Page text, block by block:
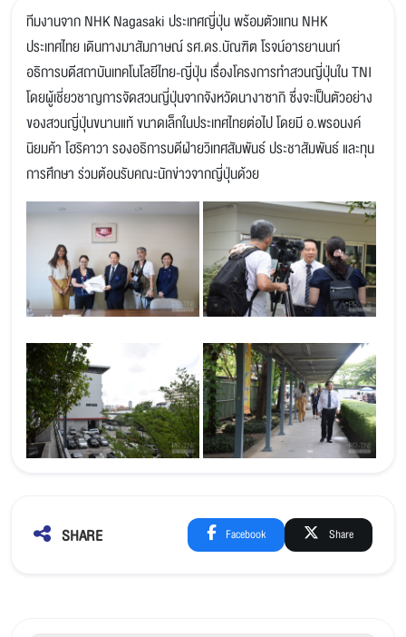
ทีมงานจาก NHK Nagasaki ประเทศญี่ปุ่น พร้อมตัวแทน NHK
ประเทศไทย เดินทางมาสัมภาษณ์ รศ.ดร.บัณฑิต โรจน์อารยานนท์
อธิการบดีสถาบันเทคโนโลยีไทย-ญี่ปุ่น เรื่องโครงการทำสวนญี่ปุ่นใน TNI
โดยผู้เชี่ยวชาญการจัดสวนญี่ปุ่นจากจังหวัดนางาซากิ ซึ่งจะเป็นตัวอย่าง
ของสวนญี่ปุ่นขนานแท้ ขนาดเล็กในประเทศไทยต่อไป โดยมี อ.พรอนงค์
นิยมค้า โฮริคาวา รองอธิการบดีฝ่ายวิเทศสัมพันธ์ ประชาสัมพันธ์ และทุน
การศึกษา ร่วมต้อนรับคณะนักข่าวจากญี่ปุ่นด้วย
SHARE Facebook Share